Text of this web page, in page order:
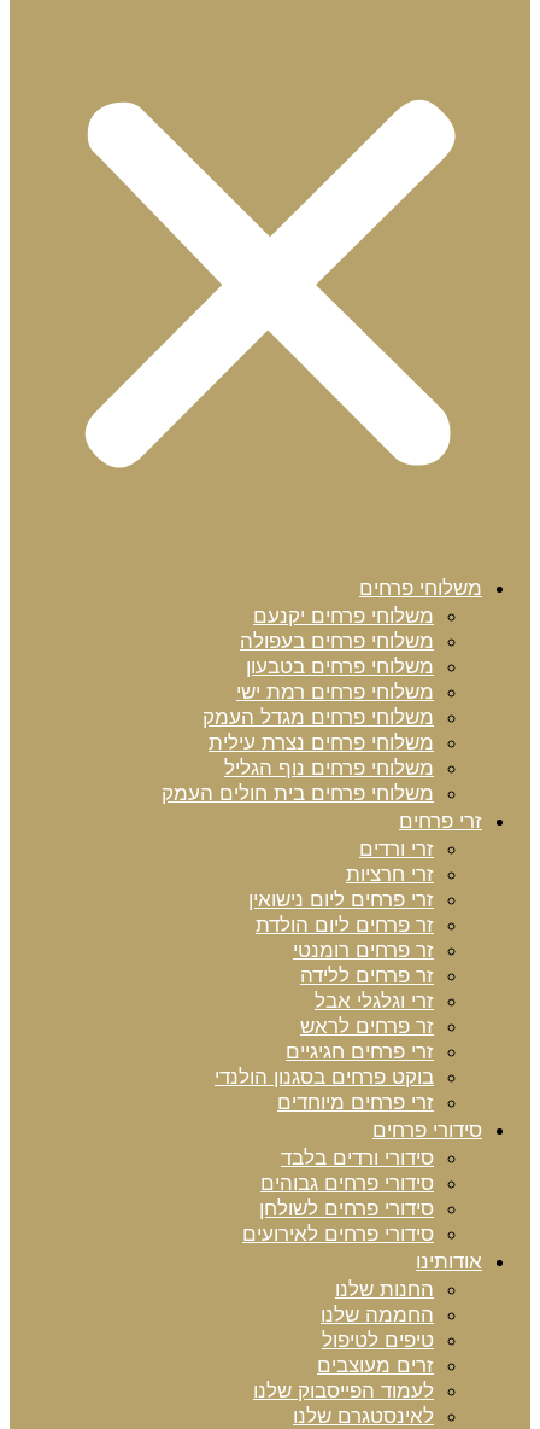
משלוחי פרחים
משלוחי פרחים יקנעם
משלוחי פרחים בעפולה
משלוחי פרחים בטבעון
משלוחי פרחים רמת ישי
משלוחי פרחים מגדל העמק
משלוחי פרחים נצרת עילית
משלוחי פרחים נוף הגליל
משלוחי פרחים בית חולים העמק
זרי פרחים
זרי ורדים
זרי חרציות
זרי פרחים ליום נישואין
זר פרחים ליום הולדת
זר פרחים רומנטי
זר פרחים ללידה
זרי וגלגלי אבל
זר פרחים לראש
זרי פרחים חגיגיים
בוקט פרחים בסגנון הולנדי
זרי פרחים מיוחדים
סידורי פרחים
סידורי ורדים בלבד
סידורי פרחים גבוהים
סידורי פרחים לשולחן
סידורי פרחים לאירועים
אודותינו
החנות שלנו
החממה שלנו
טיפים לטיפול
זרים מעוצבים
לעמוד הפייסבוק שלנו
לאינסטגרם שלנו